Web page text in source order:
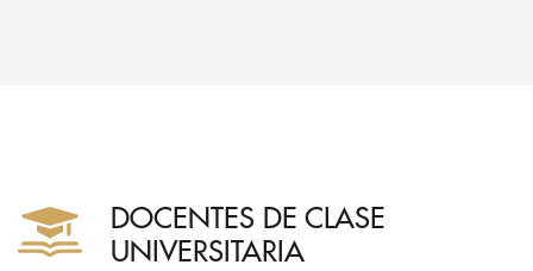
DOCENTES DE CLASE
UNIVERSITARIA